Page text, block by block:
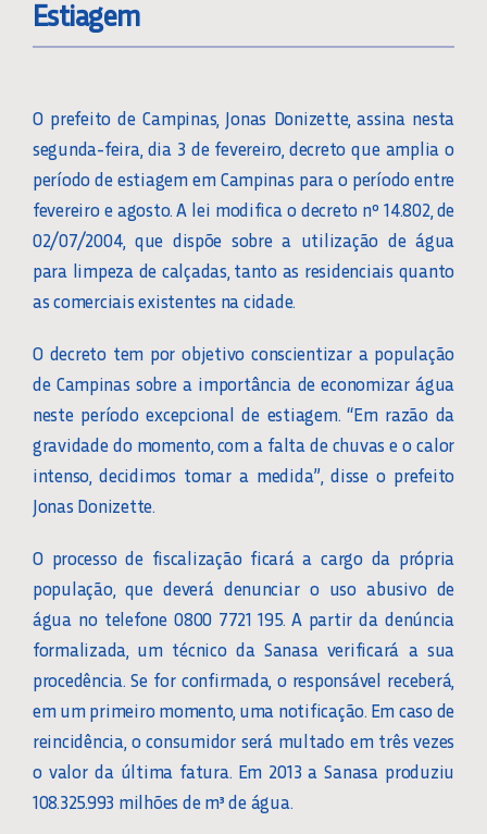
Estiagem
O prefeito de Campinas, Jonas Donizette, assina nesta
segunda-feira, dia 3 de fevereiro, decreto que amplia o
período de estiagem em Campinas para o período entre
fevereiro e agosto. A lei modifica o decreto nº 14.802, de
02/07/2004, que dispõe sobre a utilização de água
para limpeza de calçadas, tanto as residenciais quanto
as comerciais existentes na cidade.
O decreto tem por objetivo conscientizar a população
de Campinas sobre a importância de economizar água
neste período excepcional de estiagem. “Em razão da
gravidade do momento, com a falta de chuvas e o calor
intenso, decidimos tomar a medida”, disse o prefeito
Jonas Donizette.
O processo de fiscalização ficará a cargo da própria
população, que deverá denunciar o uso abusivo de
água no telefone 0800 7721 195. A partir da denúncia
formalizada, um técnico da Sanasa verificará a sua
procedência. Se for confirmada, o responsável receberá,
em um primeiro momento, uma notificação. Em caso de
reincidência, o consumidor será multado em três vezes
o valor da última fatura. Em 2013 a Sanasa produziu
108.325.993 milhões de m³ de água.